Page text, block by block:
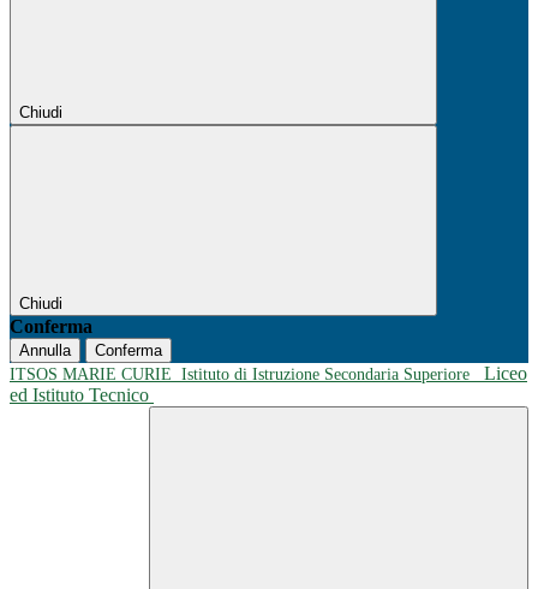
Chiudi
Chiudi
Conferma
Annulla
Conferma
ITSOS MARIE CURIE Istituto di Istruzione Secondaria Superiore
Liceo
ed Istituto Tecnico